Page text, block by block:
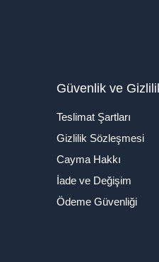
Güvenlik ve
Teslimat Şartları
Gizlilik Sözleşmesi
Cayma Hakkı
İade ve Değişim
Ödeme Güvenliği